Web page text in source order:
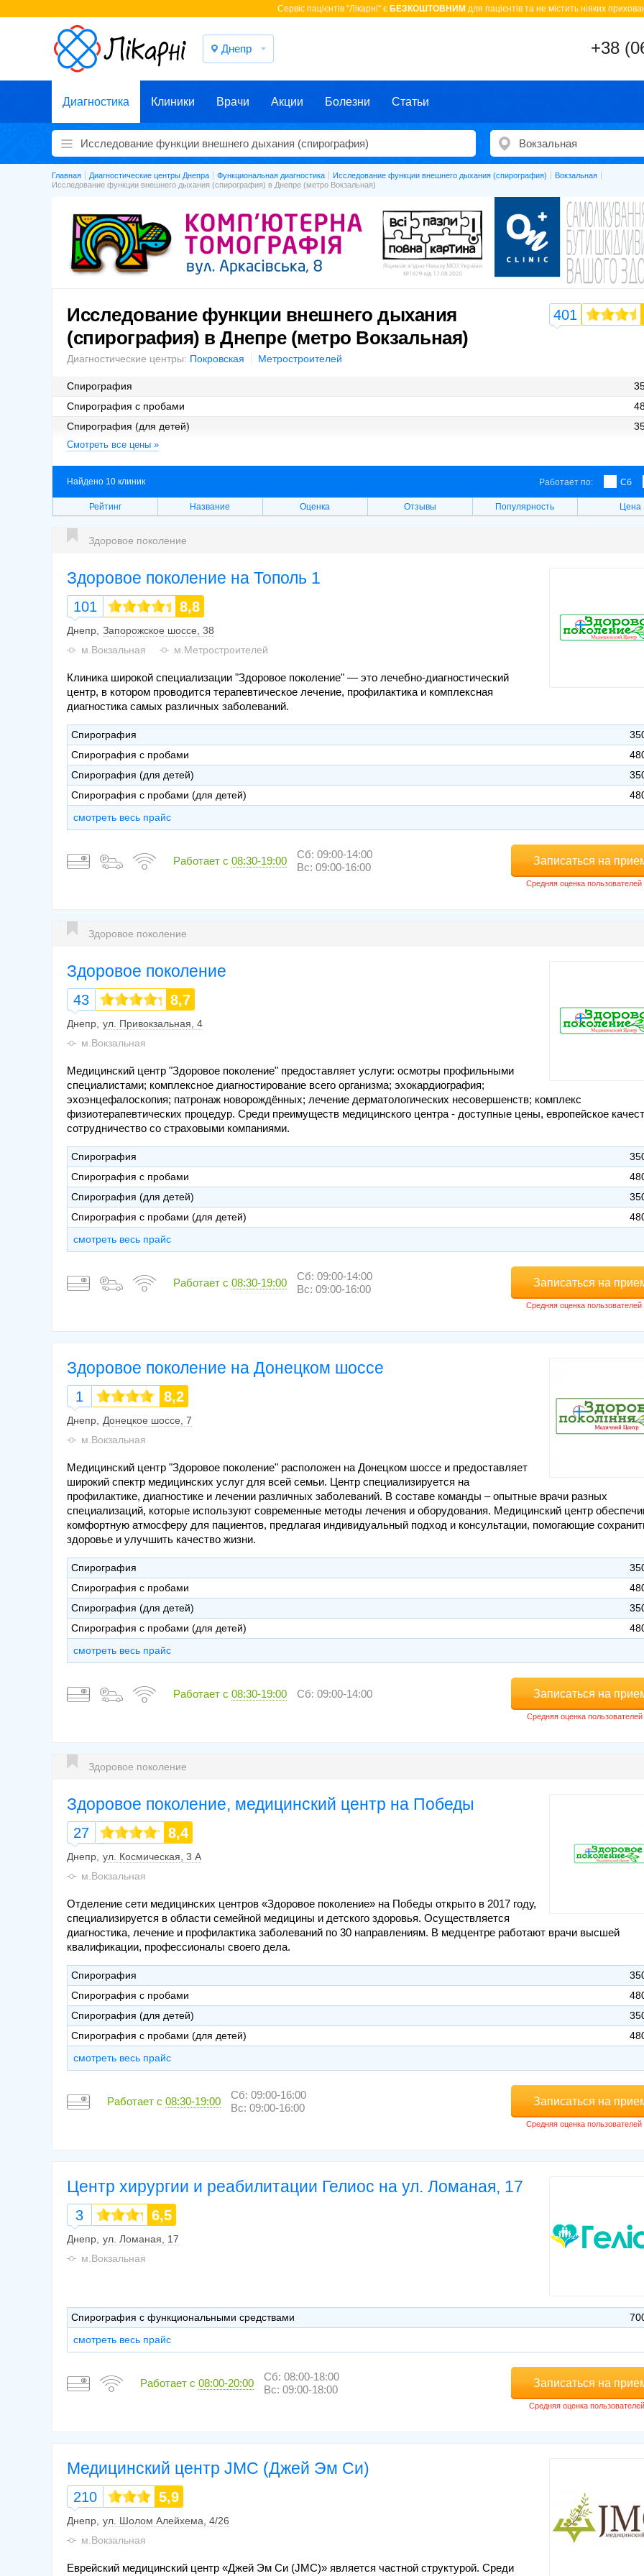
Cервіс пацієнтів "Лікарні" є БЕЗКОШТОВНИМ для пацієнтів та не містить ніяких
Днепр +38
Диагностика Клиники Врачи Акции Болезни Статьи
Главная Диагностические центры Днепра Функциональная диагностика Исследование функции внешнего дыхания (спирография)
Вокзальная
Исследование функции внешнего дыхания (спирография) в Днепре (метро Вокзальная)
Исследование функции внешнего дыхания
(спирография) в Днепре (метро Вокзальная)
Диагностические центры: Покровская Метростроителей
Спирография
Спирография с пробами
Спирография (для детей)
Спирография с пробами (для детей)
Смотреть все цены »
401
Найдено 10 клиник Работает по: Сб
Рейтинг Название Оценка Отзывы Популярность Цена
Здоровое поколение
Здоровое поколение на Тополь 1
101 8,8
Днепр Запорожское шоссе, 38
м.Вокзальная
м.Метростроителей
Клиника широкой специализации "Здоровое поколение" — это лечебно-диагностический
центр, в котором проводится терапевтическое лечение, профилактика и комплексная
диагностика самых различных заболеваний.
Спирография
Спирография с пробами
Спирография (для детей)
Спирография с пробами (для детей)
смотреть весь прайс
Работает с 08:30-19:00
Сб: 09:00-14:00
Вс: 09:00-16:00
Записаться на
Здоровое поколение
Здоровое поколение
43 8,7
Днепр ул. Привокзальная, 4
м.Вокзальная
Медицинский центр "Здоровое поколение" предоставляет услуги: осмотры профильными
специалистами; комплексное диагностирование всего организма; эхокардиография;
эхоэнцефалоскопия; патронаж новорождённых; лечение дерматологических несовершенств; комплекс
физиотерапевтических процедур. Среди преимуществ медицинского центра - доступные цены, европейское
сотрудничество со страховыми компаниями.
Спирография
Спирография с пробами
Спирография (для детей)
Спирография с пробами (для детей)
смотреть весь прайс
Работает с 08:30-19:00
Сб: 09:00-14:00
Вс: 09:00-16:00
Записаться на
Здоровое поколение на Донецком шоссе
1 8,2
Днепр
Донецкое шоссе, 7
м.Вокзальная
Медицинский центр "Здоровое поколение" расположен на Донецком шоссе и предоставляет
широкий спектр медицинских услуг для всей семьи. Центр специализируется на
профилактике, диагностике и лечении различных заболеваний. В составе команды – опытные врачи разных
специализаций, которые используют современные методы лечения и оборудования. Медицинский центр
комфортную атмосферу для пациентов, предлагая индивидуальный подход и консультации, помогающие
здоровье и улучшить качество жизни.
Спирография
Спирография с пробами
Спирография (для детей)
Спирография с пробами (для детей)
смотреть весь прайс
Работает с 08:30-19:00 Сб: 09:00-14:00 Записаться на
Здоровое поколение
Здоровое поколение, медицинский центр на Победы
27 8,4
Днепр ул. Космическая, 3 А
м.Вокзальная
Отделение сети медицинских центров «Здоровое поколение» на Победы открыто в 2017 году,
специализируется в области семейной медицины и детского здоровья. Осуществляется
диагностика, лечение и профилактика заболеваний по 30 направлениям. В медцентре работают врачи высшей
квалификации, профессионалы своего дела.
Спирография
Спирография с пробами
Спирография (для детей)
Спирография с пробами (для детей)
смотреть весь прайс
Работает с 08:30-19:00
Сб: 09:00-16:00
Вс: 09:00-16:00
Записаться на
Центр хирургии и реабилитации Гелиос на ул. Ломаная, 17
3 6,5
Днепр ул. Ломаная, 17
м.Вокзальная
Спирография с функциональными средствами
смотреть весь прайс
Работает с 08:00-20:00
Сб: 08:00-18:00
Вс: 09:00-18:00
Записаться на
Медицинский центр JMC (Джей Эм Си)
210 5,9
Днепр ул. Шолом Алейхема, 4/26
м.Вокзальная
Еврейский медицинский центр «Джей Эм Си (JMC)» является частной структурой. Среди